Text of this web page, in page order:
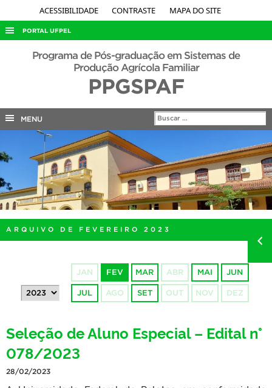
ACESSIBILIDADE CONTRASTE MAPA DO SITE
PORTAL UFPEL
ACESSO À INFORMAÇÃO
EDITAIS
INTERNACIONAL
OUVIDORIA
PORTARIAS
Programa de Pós-graduação em Sistemas de
Produção Agrícola Familiar
PPGSPAF
MENU
ARQUIVO DE FEVEREIRO 2023
JAN FEV MAR ABR MAI JUN
JUL AGO SET OUT NOV DEZ
Seleção de Aluno Especial – Edital n°
078/2023
28/02/2023